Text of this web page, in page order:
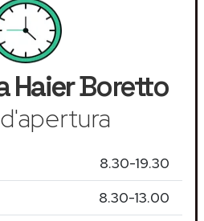
HaierBoretto
8.30-19.30
8.30-13.00